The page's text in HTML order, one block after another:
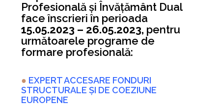
Profesională și Învățământ Dual
face înscrieri în perioada
15.05.2023 – 26.05.2023, pentru
următoarele programe de
formare profesională:
● EXPERT ACCESARE FONDURI
STRUCTURALE ȘI DE COEZIUNE
EUROPENE